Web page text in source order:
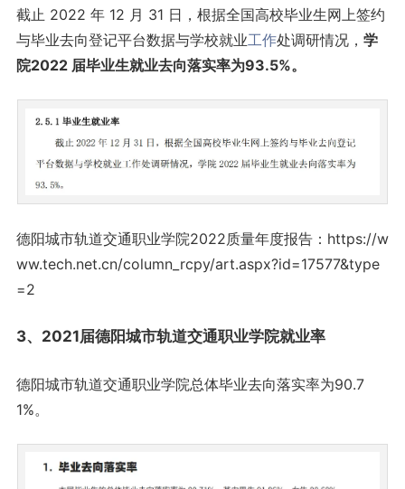
截止 2022 年 12 月 31 日，根据全国高校毕业生网上签约
与毕业去向登记平台数据与学校就业工作处调研情况， 学
院2022 届毕业生就业去向落实率为93.5%。
德阳城市轨道交通职业学院2022质量年度报告：https://w
ww.tech.net.cn/column_rcpy/art.aspx?id=17577&type
=2
3、2021届德阳城市轨道交通职业学院就业率
德阳城市轨道交通职业学院总体毕业去向落实率为90.7
1%。